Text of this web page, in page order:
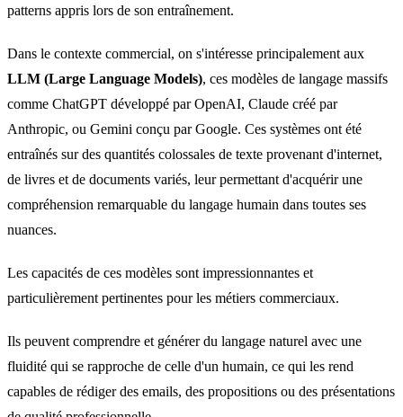
patterns appris lors de son entraînement.
Dans le contexte commercial, on s'intéresse principalement aux
LLM (Large Language Models), ces modèles de langage massifs
comme ChatGPT développé par OpenAI, Claude créé par
Anthropic, ou Gemini conçu par Google. Ces systèmes ont été
entraînés sur des quantités colossales de texte provenant d'internet,
de livres et de documents variés, leur permettant d'acquérir une
compréhension remarquable du langage humain dans toutes ses
nuances.
Les capacités de ces modèles sont impressionnantes et
particulièrement pertinentes pour les métiers commerciaux.
Ils peuvent comprendre et générer du langage naturel avec une
fluidité qui se rapproche de celle d'un humain, ce qui les rend
capables de rédiger des emails, des propositions ou des présentations